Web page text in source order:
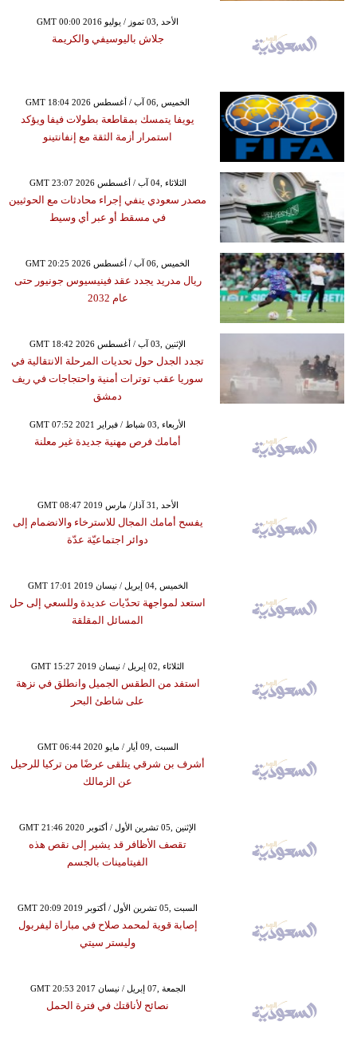
GMT 00:00 2016 الأحد ,03 تموز / يوليو
جلاش باليوسيفي والكريمة
GMT 18:04 2026 الخميس ,06 آب / أغسطس
يويفا يتمسك بمقاطعة بطولات فيفا ويؤكد
استمرار أزمة الثقة مع إنفانتينو
GMT 23:07 2026 الثلاثاء ,04 آب / أغسطس
مصدر سعودي ينفي إجراء محادثات مع الحوثيين
في مسقط أو عبر أي وسيط
GMT 20:25 2026 الخميس ,06 آب / أغسطس
ريال مدريد يجدد عقد فينيسيوس جونيور حتى
عام 2032
GMT 18:42 2026 الإثنين ,03 آب / أغسطس
تجدد الجدل حول تحديات المرحلة الانتقالية في
سوريا عقب توترات أمنية واحتجاجات في ريف
دمشق
GMT 07:52 2021 الأربعاء ,03 شباط / فبراير
أمامك فرص مهنية جديدة غير معلنة
GMT 08:47 2019 الأحد ,31 آذار/ مارس
يفسح أمامك المجال للاسترخاء والانضمام إلى
دوائر اجتماعيّة عدّة
GMT 17:01 2019 الخميس ,04 إبريل / نيسان
استعد لمواجهة تحدّيات عديدة وللسعي إلى حل
المسائل المقلقة
GMT 15:27 2019 الثلاثاء ,02 إبريل / نيسان
استفد من الطقس الجميل وانطلق في نزهة
على شاطئ البحر
GMT 06:44 2020 السبت ,09 أيار / مايو
أشرف بن شرقي يتلقى عرضًا من تركيا للرحيل
عن الزمالك
GMT 21:46 2020 الإثنين ,05 تشرين الأول / أكتوبر
تقصف الأظافر قد يشير إلى نقص هذه
الفيتامينات بالجسم
GMT 20:09 2019 السبت ,05 تشرين الأول / أكتوبر
إصابة قوية لمحمد صلاح في مباراة ليفربول
وليستر سيتي
GMT 20:53 2017 الجمعة ,07 إبريل / نيسان
نصائح لأناقتك في فترة الحمل